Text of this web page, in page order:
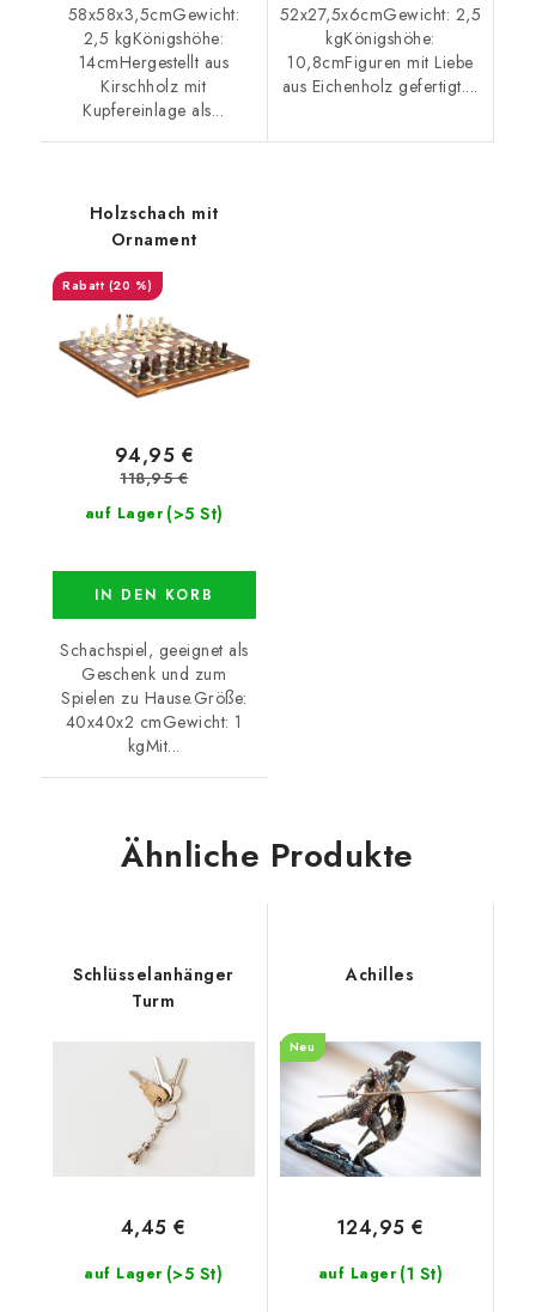
58x58x3,5cmGewicht:
2,5 kgKönigshöhe:
14cmHergestellt aus
Kirschholz mit
Kupfereinlage als...
52x27,5x6cmGewicht: 2,5
kgKönigshöhe:
10,8cmFiguren mit Liebe
aus Eichenholz gefertigt....
Holzschach mit
Ornament
(20 %)
auf Lager (>5 St)
94,95 €
118,95 €
IN DEN KORB
Schachspiel, geeignet als
Geschenk und zum
Spielen zu Hause.Größe:
40x40x2 cmGewicht: 1
kgMit...
Ähnliche Produkte
Schlüsselanhänger
Turm
auf Lager (>5 St)
4,45 €
Achilles
Neu
auf Lager (1 St)
124,95 €